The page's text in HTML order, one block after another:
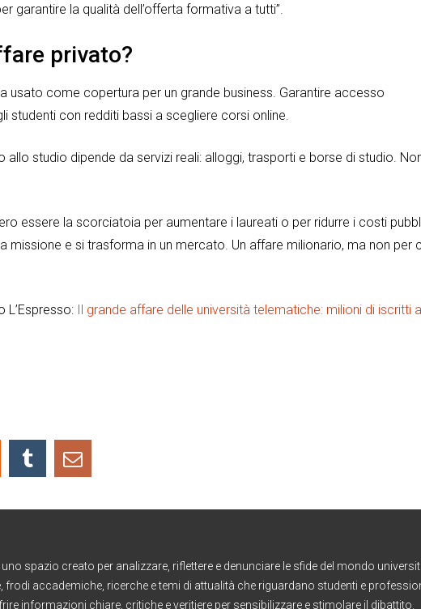
garantire la qualità dell’offerta formativa a tutti”.
privato?
usato come copertura per un grande business. Garantire accesso
studenti con redditi bassi a scegliere corsi online.
allo studio dipende da servizi reali: alloggi, trasporti e borse di studio.
essere la scorciatoia per aumentare i laureati o per ridurre i costi
missione e si trasforma in un mercato. Un affare milionario, ma non per
L’Espresso: Il grande affare delle università telematiche: milioni di iscritti a
spazio creato per analizzare, riflettere e denunciare le sfide del mondo
frodi accademiche, ricerche e temi di attualità che riguardano studenti e
informazioni chiare, critiche e veritiere per sensibilizzare e stimolare il dibattito.